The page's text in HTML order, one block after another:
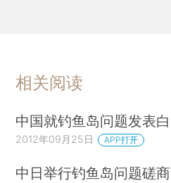
相关阅读
中国就钓鱼岛问题发表白
2012年09月25日 APP打开
中日举行钓鱼岛问题磋商